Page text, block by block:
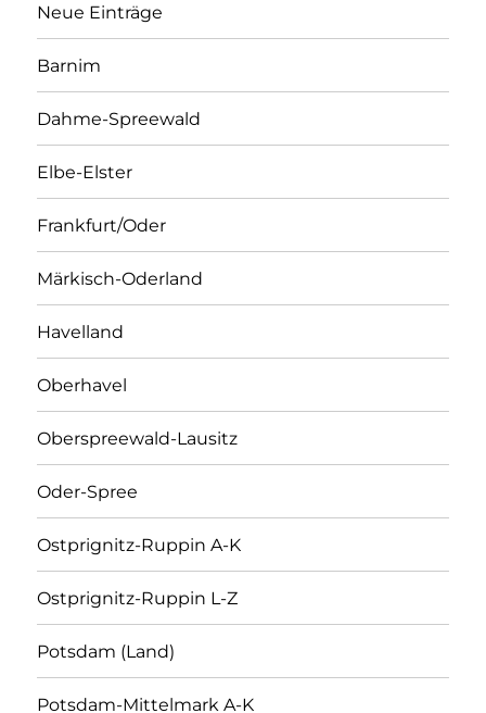
Neue Einträge
Barnim
Dahme-Spreewald
Elbe-Elster
Frankfurt/Oder
Märkisch-Oderland
Havelland
Oberhavel
Oberspreewald-Lausitz
Oder-Spree
Ostprignitz-Ruppin A-K
Ostprignitz-Ruppin L-Z
Potsdam (Land)
Potsdam-Mittelmark A-K